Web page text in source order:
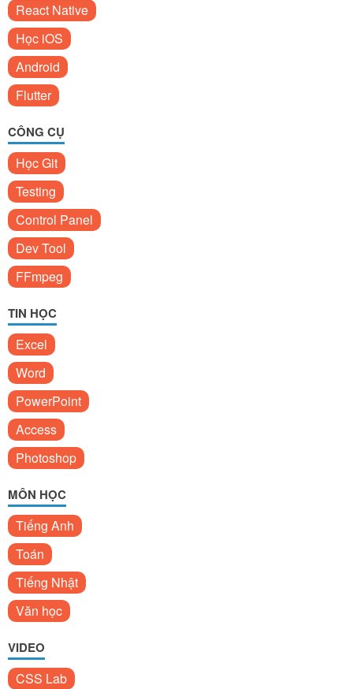
React Native
Học iOS
Android
Flutter
CÔNG CỤ
Học Git
Testing
Control Panel
Dev Tool
FFmpeg
TIN HỌC
Excel
Word
PowerPoint
Access
Photoshop
MÔN HỌC
Tiếng Anh
Toán
Tiếng Nhật
Văn học
VIDEO
CSS Lab